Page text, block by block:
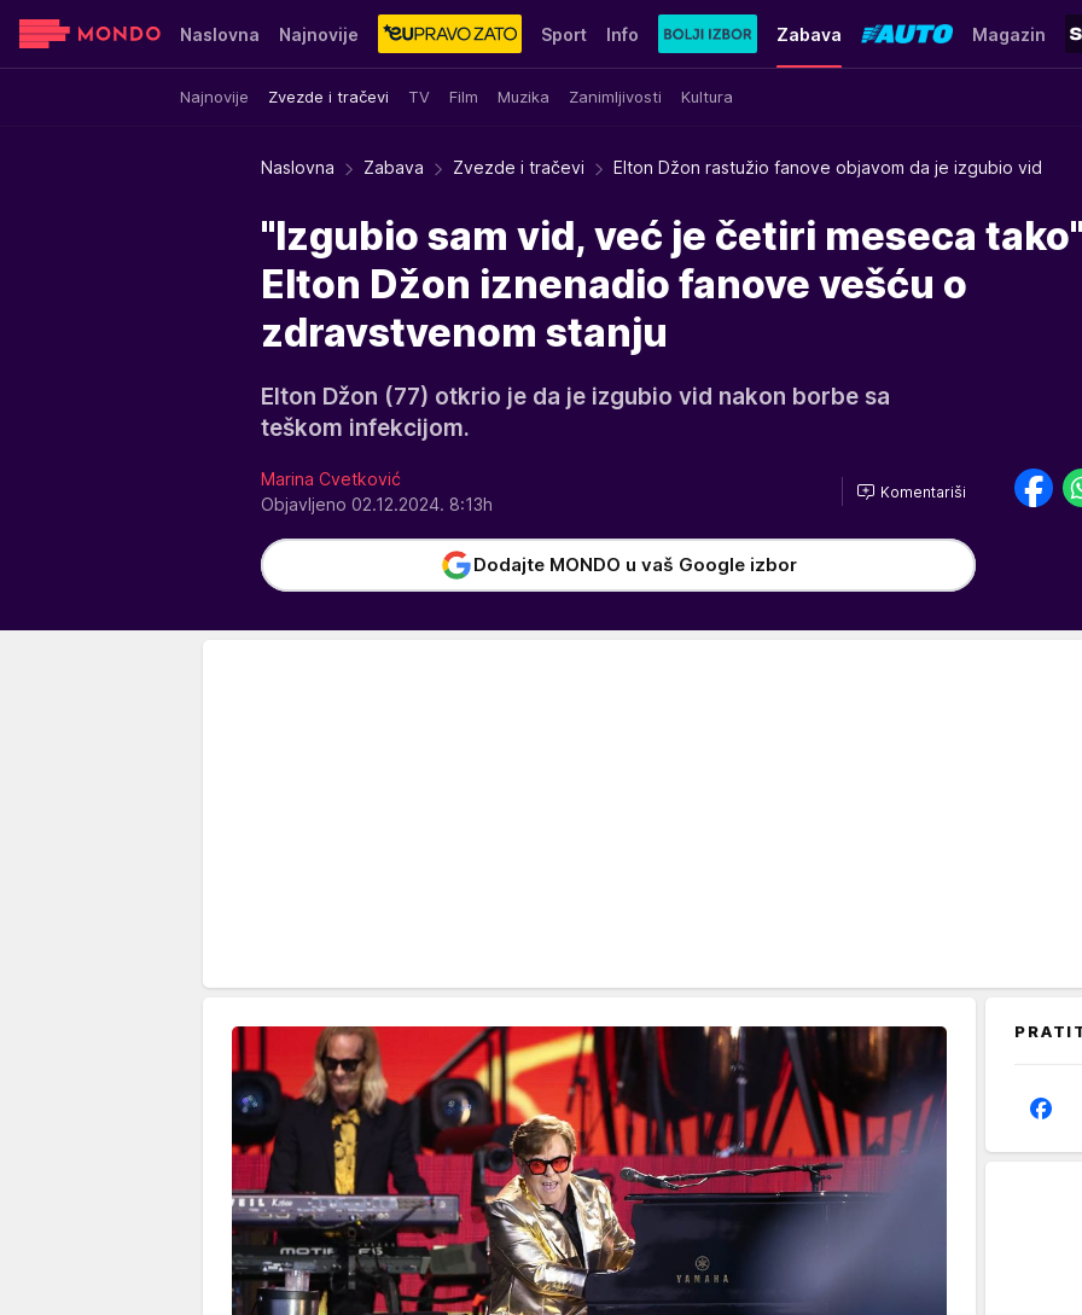
Naslovna Najnovije Sport Info Zabava
Najnovije Zvezde i tračevi TV Film Muzika Zanimljivosti Kultura
Magazin
Sensa Stvar ukusa Yumama
Naslovna Zabava Zvezde i tračevi Elton Džon rastužio fanove objavom da je izgubio vid
"Izgubio sam vid, već je četiri meseca
Elton Džon iznenadio fanove vešću o
zdravstvenom stanju
Elton Džon (77) otkrio je da je izgubio vid nakon borbe sa
teškom infekcijom.
Marina Cvetković
Objavljeno 02.12.2024. 8:13h
Komentariši
Dodajte MONDO u vaš Google izbor